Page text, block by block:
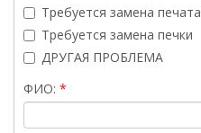
Требуется замена
Требуется замена печки
ДРУГАЯ ПРОБЛЕМА
ФИО: